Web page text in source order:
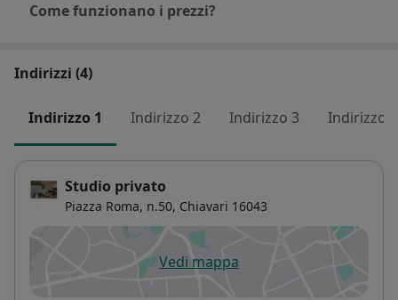
Come funzionano i prezzi?
Indirizzi (4)
Indirizzo 1 Indirizzo 2 Indirizzo 3 Indirizzo 4
Studio privato
Piazza Roma, n.50, Chiavari 16043
Vedi mappasi apre in una nuova scheda